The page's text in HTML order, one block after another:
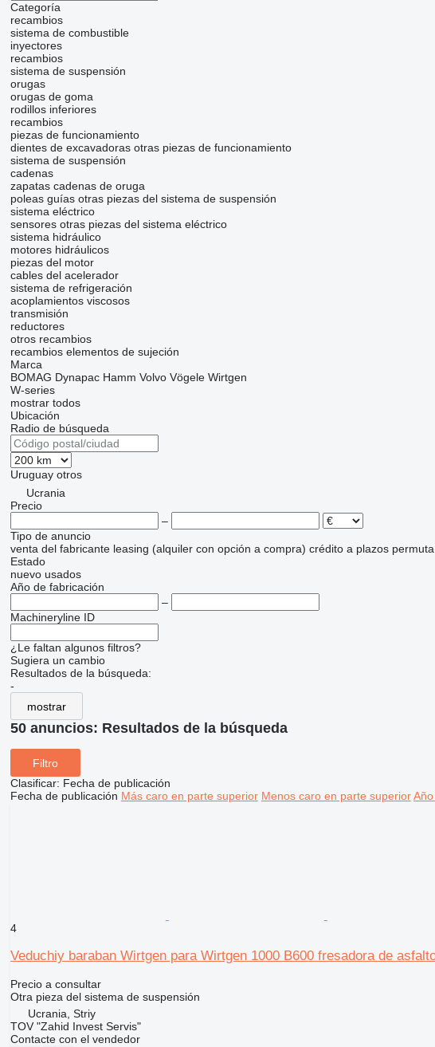
Categoría
recambios
sistema de combustible
inyectores
recambios
sistema de suspensión
orugas
orugas de goma
rodillos inferiores
recambios
piezas de funcionamiento
dientes de excavadoras otras piezas de funcionamiento
sistema de suspensión
cadenas
zapatas cadenas de oruga
poleas guías otras piezas del sistema de suspensión
sistema eléctrico
sensores otras piezas del sistema eléctrico
sistema hidráulico
motores hidráulicos
piezas del motor
cables del acelerador
sistema de refrigeración
acoplamientos viscosos
transmisión
reductores
otros recambios
recambios elementos de sujeción
Marca
BOMAG Dynapac Hamm Volvo Vögele Wirtgen
W-series
mostrar todos
Ubicación
Radio de búsqueda
Uruguay otros
Ucrania
Precio
–
Tipo de anuncio
venta del fabricante leasing (alquiler con opción a compra) crédito a plazos permuta
Estado
nuevo usados
Año de fabricación
–
Machineryline ID
¿Le faltan algunos filtros?
Sugiera un cambio
Resultados de la búsqueda:
-
mostrar
50 anuncios: Resultados de la búsqueda
Filtro
Clasificar: Fecha de publicación
Fecha de publicación Más caro en parte superior Menos caro en parte superior
4
Veduchiy baraban Wirtgen para Wirtgen 1000 B600 fresadora de
Precio a consultar
Otra pieza del sistema de suspensión
Ucrania, Striy
TOV "Zahid Invest Servis"
Contacte con el vendedor